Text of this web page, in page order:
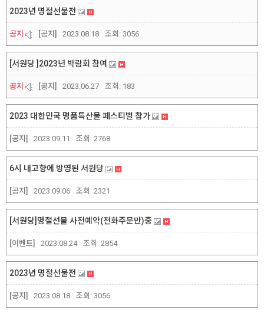
공지 [공지]
2023년 명절선물전
2023.08.18 조회: 3056
공지 [공지]
[서원당 ]2023년 박람회 참여
2023.06.27 조회: 183
[공지]
2023 대한민국 명품특산물 페스티벌 참가
2023.09.11 조회: 2768
[공지]
6시 내고향에 방영된 서원당
2023.09.06 조회: 2321
[이벤트]
[서원당]명절선물 사전예약(전화주문만)중
2023.08.24 조회: 2854
[공지]
2023년 명절선물전
2023.08.18 조회: 3056